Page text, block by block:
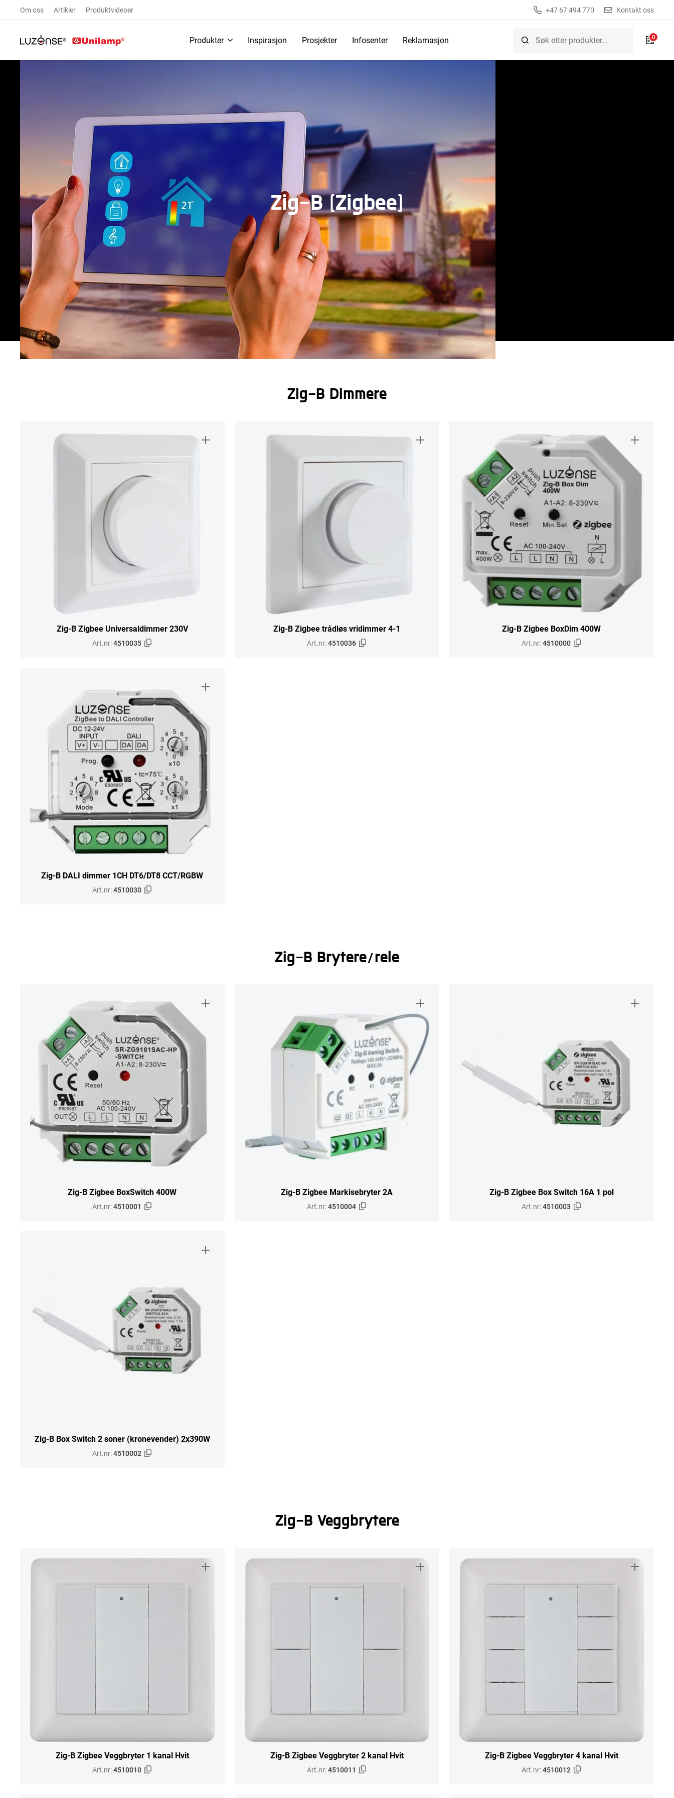
Om oss Artikler Produktvideoer +47 67 494 770 Kontakt oss
Produkter Inspirasjon Prosjekter Infosenter Reklamasjon 0
Zig-B (Zigbee)
Zig-B Dimmere
Zig-B Zigbee Universaldimmer 230V
Art.nr:4510035
Zig-B Zigbee trådløs vridimmer 4-1
Art.nr:4510036
Zig-B Zigbee BoxDim 400W
Art.nr:4510000
Zig-B DALI dimmer 1CH DT6/DT8 CCT/RGBW
Art.nr:4510030
Zig-B Brytere/rele
Zig-B Zigbee BoxSwitch 400W
Art.nr:4510001
Zig-B Zigbee Markisebryter 2A
Art.nr:4510004
Zig-B Zigbee Box Switch 16A 1 pol
Art.nr:4510003
Zig-B Box Switch 2 soner (kronevender) 2x390W
Art.nr:4510002
Zig-B Veggbrytere
Zig-B Zigbee Veggbryter 1 kanal Hvit
Art.nr:4510010
Zig-B Zigbee Veggbryter 2 kanal Hvit
Art.nr:4510011
Zig-B Zigbee Veggbryter 4 kanal Hvit
Art.nr:4510012